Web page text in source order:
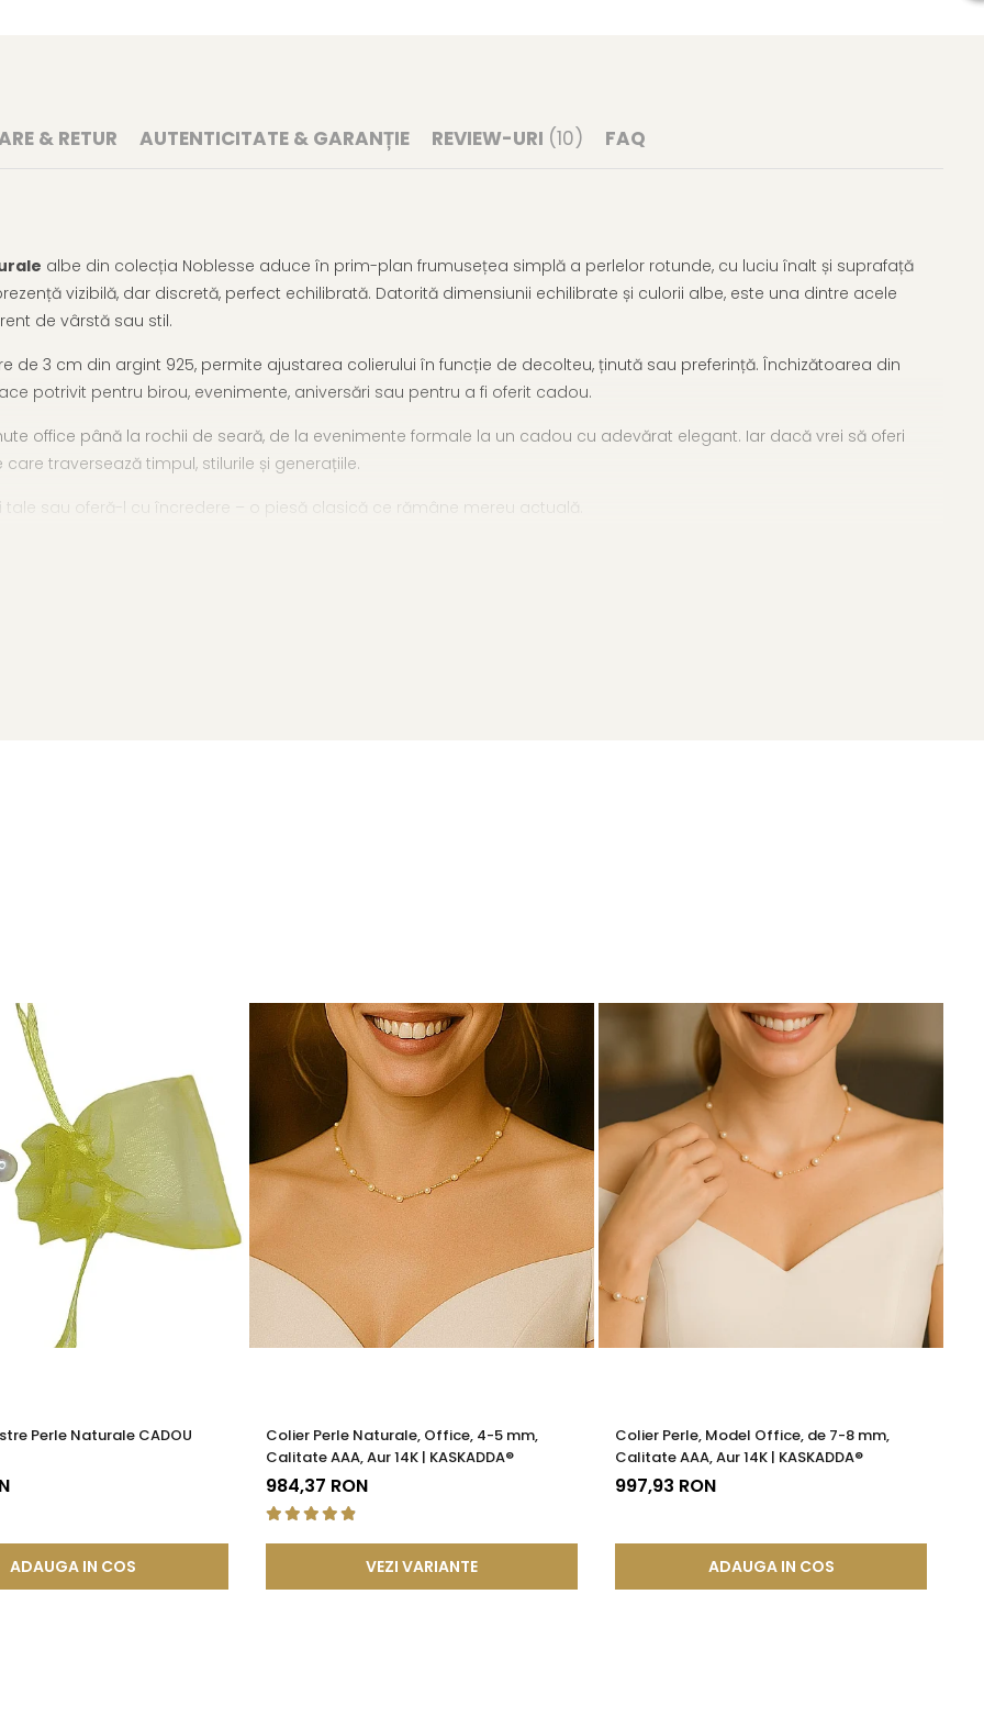
& RETUR AUTENTICITATE & GARANȚIE REVIEW-URI (10) FAQ
albe din colecția Noblesse aduce în prim-plan frumusețea simplă a perlelor rotunde, cu luciu înalt și suprafață
vizibilă, dar discretă, perfect echilibrată. Datorită dimensiunii echilibrate și culorii albe, este una dintre acele
de vârstă sau stil.
de 3 cm din argint 925, permite ajustarea colierului în funcție de decolteu, ținută sau preferință. Închizătoarea din
potrivit pentru birou, evenimente, aniversări sau pentru a fi oferit cadou.
office până la rochii de seară, de la evenimente formale la un cadou cu adevărat elegant. Iar dacă vrei să oferi
traversează timpul, stilurile și generațiile.
sau oferă-l cu încredere – o piesă clasică ce rămâne mereu actuală.
marcă înregistrată în 27 de țări. Toate produsele sunt realizate din perle naturale de cultură, selectate manual,
perle este însoțită de un certificat de garanție și autenticitate care atestă proveniența naturală a perlelor.
clasică a perlelor – un simbol al feminității și al rafinamentului pur.
și mai frumos alături de o pereche decercei cu perle rafinați și o brățară fină care îi completează subtil farmecul.
Perle Naturale CADOU
ADAUGA IN COS
Colier Perle Naturale, Office, 4-5 mm,
Calitate AAA, Aur 14K | KASKADDA®
984,37 RON
VEZI VARIANTE
Colier Perle, Model Office, de 7-8 mm,
Calitate AAA, Aur 14K | KASKADDA®
997,93 RON
ADAUGA IN COS